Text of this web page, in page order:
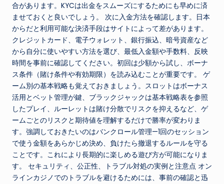
合があります。KYCは出金をスムーズにするためにも早めに済
ませておくと良いでしょう。 次に入金方法を確認します。日本
からだと利用可能な決済手段はサイトによって差があります。
クレジットカード、電子ウォレット、銀行振込、暗号資産など
から自分に使いやすい方法を選び、最低入金額や手数料、反映
時間を事前に確認してください。初回は少額から試し、ボーナ
ス条件（賭け条件や有効期限）を読み込むことが重要です。 ゲ
ーム別の基本戦略も覚えておきましょう。スロットはボーナス
活用とベット管理が鍵、ブラックジャックは基本戦略表を参照
したプレイ、ルーレットは賭け分散でリスクを抑えるなど、ゲ
ームごとのリスクと期待値を理解するだけで勝率が変わりま
す。強調しておきたいのはバンクロール管理—1回のセッション
で使う金額をあらかじめ決め、負けたら撤退するルールを守る
ことです。これにより長期的に楽しめる遊び方が可能になりま
す。 セキュリティ、公正性、トラブル対処の実例と注意点 オン
ラインカジノでのトラブルを避けるためには、事前の確認と迅